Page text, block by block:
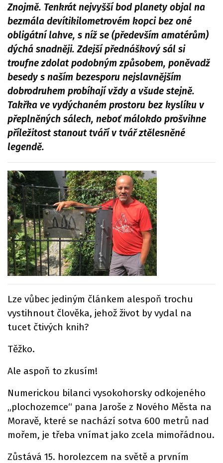
Znojmě. Tenkrát nejvyšší bod planety objal na
bezmála devítikilometrovém kopci bez oné
obligátní lahve, s níž se (především amatérům)
dýchá snadněji. Zdejší přednáškový sál si
troufne zdolat podobným způsobem, poněvadž
besedy s naším bezesporu nejslavnějším
dobrodruhem probíhají vždy a všude stejně.
Takřka ve vydýchaném prostoru bez kyslíku v
přeplněných sálech, neboť málokdo prošvihne
příležitost stanout tváří v tvář ztělesněné
legendě.
Lze vůbec jediným článkem alespoň trochu
vystihnout člověka, jehož život by vydal na
tucet čtivých knih?
Těžko.
Ale aspoň to zkusím!
Numerickou bilanci vysokohorsky odkojeného
„plochozemce“ pana Jaroše z Nového Města na
Moravě, které se nachází sotva 600 metrů nad
mořem, je třeba vnímat jako zcela mimořádnou.
Zůstává 15. horolezcem na světě a prvním